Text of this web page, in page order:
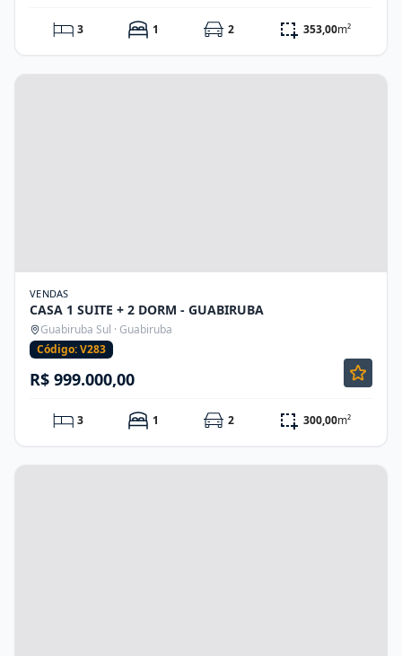
3 1 2 353,00m²
VENDAS
CASA 1 SUITE + 2 DORM - GUABIRUBA
Guabiruba Sul · Guabiruba
Código: V283
R$ 999.000,00
3 1 2 300,00m²